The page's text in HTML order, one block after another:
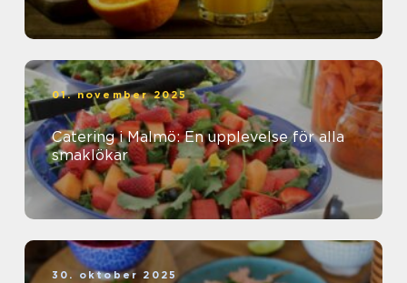
01. november 2025
Catering i Malmö: En upplevelse för alla
smaklökar
30. oktober 2025